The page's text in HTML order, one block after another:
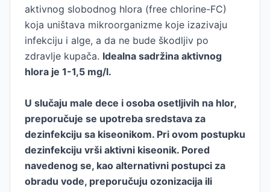
aktivnog slobodnog hlora (free chlorine-FC)
koja uništava mikroorganizme koje izazivaju
infekciju i alge, a da ne bude škodljiv po
zdravlje kupača. Idealna sadržina aktivnog
hlora je 1-1,5 mg/l.
U slučaju male dece i osoba osetljivih na hlor,
preporučuje se upotreba sredstava za
dezinfekciju sa kiseonikom. Pri ovom postupku
dezinfekciju vrši aktivni kiseonik. Pored
navedenog se, kao alternativni postupci za
obradu vode, preporučuju ozonizacija ili